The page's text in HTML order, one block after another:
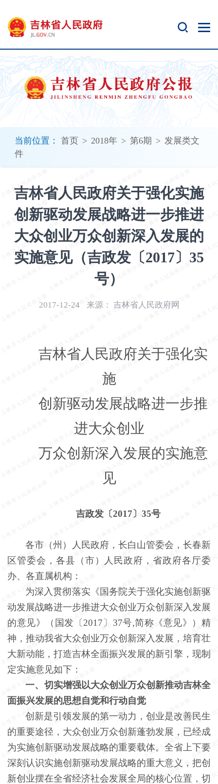
当前位置： 首页 > 2018年 > 第6期 > 发展类文
件
吉林省人民政府关于强化实施
创新驱动发展战略进一步推进
大众创业万众创新深入发展的
实施意见（吉政发〔2017〕35
号）
2017-12-24 来源： 吉林省人民政府网
吉林省人民政府关于强化实
施
创新驱动发展战略进一步推
进大众创业
万众创新深入发展的实施意
见
吉政发〔2017〕35号
各市（州）人民政府，长白山管委会，长春新
区管委会，各县（市）人民政府，省政府各厅委
办、各直属机构：
为深入贯彻落实《国务院关于强化实施创新驱
动发展战略进一步推进大众创业万众创新深入发展
的意见》（国发〔2017〕37号,简称《意见》）精
神，推动我省大众创业万众创新深入发展，培育壮
大新动能，打造吉林全面振兴发展的新引擎，现制
定实施意见如下：
一、切实增强以大众创业万众创新推动吉林全
面振兴发展的思想自觉和行动自觉
创新是引领发展的第一动力，创业是改善民生
的重要途径，大众创业万众创新蓬勃发展，已经成
为实施创新驱动发展战略的重要载体。全省上下要
深刻认识实施创新驱动发展战略的重大意义，把创
新创业摆在全省经济社会发展全局的核心位置，切
开
无
障
碍
说
明
加